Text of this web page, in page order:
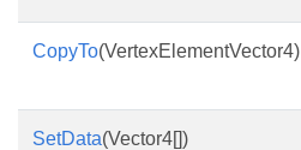
CopyTo(VertexElementVector4)
SetData(Vector4[])